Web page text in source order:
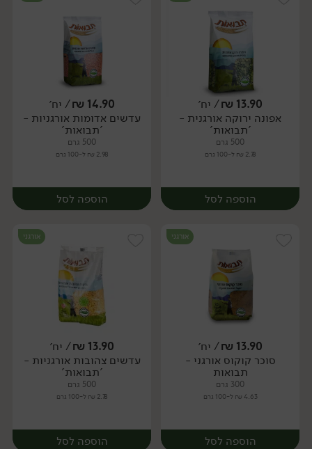
יח׳ יח׳
13.90
₪/ יח׳
אפונה ירוקה אורגנית -
'תבואות'
500 גרם
2.78 ₪ ל-100 גרם
הוספה לסל
יח׳
14.90
₪/ יח׳
עדשים אדומות אורגניות -
'תבואות'
500 גרם
2.98 ₪ ל-100 גרם
הוספה לסל
יח׳
אורגני
13.90
₪/ יח׳
סוכר קוקוס אורגני -
תבואות
300 גרם
4.63 ₪ ל-100 גרם
הוספה לסל
אורגני
13.90
₪/ יח׳
עדשים צהובות אורגניות -
'תבואות'
500 גרם
2.78 ₪ ל-100 גרם
הוספה לסל